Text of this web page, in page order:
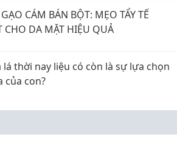
CÁM BÁN BỘT: MẸO TẨY TẾ
CHO DA MẶT HIỆU QUẢ
lá thời nay liệu có còn là sự lựa chọn
của con?